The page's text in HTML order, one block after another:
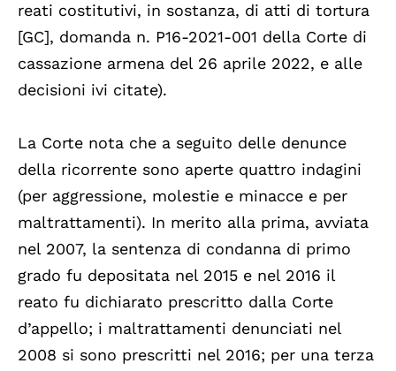
reati costitutivi, in sostanza, di atti di tortura
[GC], domanda n. P16-2021-001 della Corte di
cassazione armena del 26 aprile 2022, e alle
decisioni ivi citate).
La Corte nota che a seguito delle denunce
della ricorrente sono aperte quattro indagini
(per aggressione, molestie e minacce e per
maltrattamenti). In merito alla prima, avviata
nel 2007, la sentenza di condanna di primo
grado fu depositata nel 2015 e nel 2016 il
reato fu dichiarato prescritto dalla Corte
d’appello; i maltrattamenti denunciati nel
2008 si sono prescritti nel 2016; per una terza